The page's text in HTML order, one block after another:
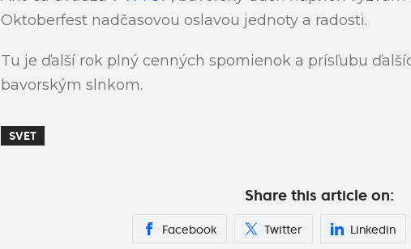
Oktoberfest nadčasovou oslavou jednoty a radosti.
Tu je ďalší rok plný cenných spomienok a prísľubu
bavorským slnkom.
SVET
Share this article on:
Facebook Twitter Linkedin